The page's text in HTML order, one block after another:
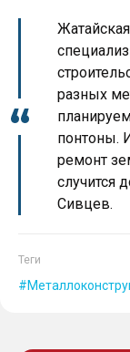
разных
понтоны.
ремонт
случится
Сивцев.
Теги